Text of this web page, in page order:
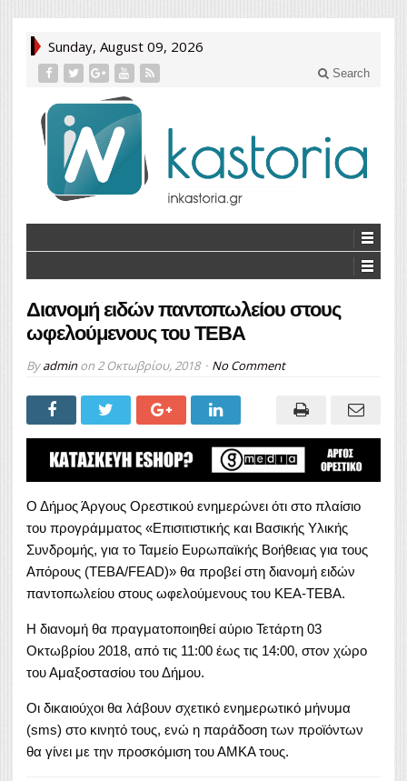
Sunday, August 09, 2026
Search
Διανομή ειδών παντοπωλείου στους
ωφελούμενους του ΤΕΒΑ
Byadminon 2 Οκτωβρίου, 2018 No Comment
Ο Δήμος Άργους Ορεστικού ενημερώνει ότι στο πλαίσιο
του προγράμματος «Επισιτιστικής και Βασικής Υλικής
Συνδρομής, για το Ταμείο Ευρωπαϊκής Βοήθειας για τους
Απόρους (ΤΕΒΑ/FEAD)» θα προβεί στη διανομή ειδών
παντοπωλείου στους ωφελούμενους του ΚΕΑ-ΤΕΒΑ.
Η διανομή θα πραγματοποιηθεί αύριο Τετάρτη 03
Οκτωβρίου 2018, από τις 11:00 έως τις 14:00, στον χώρο
του Αμαξοστασίου του Δήμου.
Οι δικαιούχοι θα λάβουν σχετικό ενημερωτικό μήνυμα
(sms) στο κινητό τους, ενώ η παράδοση των προϊόντων
θα γίνει με την προσκόμιση του ΑΜΚΑ τους.